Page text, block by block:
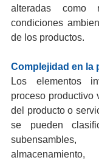
alteradas como
condiciones
de los productos.
Complejidad en la
Los elementos
proceso productivo
del producto o
se pueden